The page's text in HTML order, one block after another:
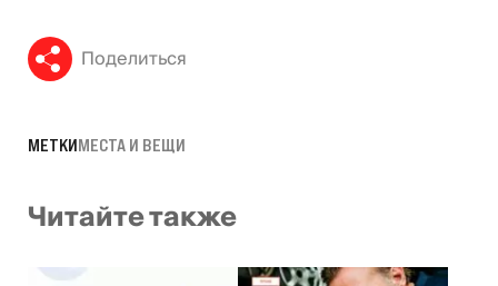
Поделиться
МЕТКИМЕСТА И ВЕЩИ
Читайте также